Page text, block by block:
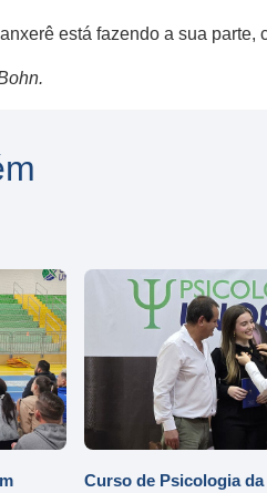
está fazendo a sua
Curso de Psicologia